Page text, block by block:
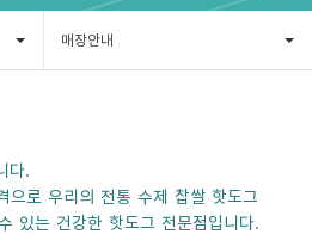
매장안내
다.
으로 우리의 전통 수제 찹쌀 핫도그
있는 건강한 핫도그 전문점입니다.